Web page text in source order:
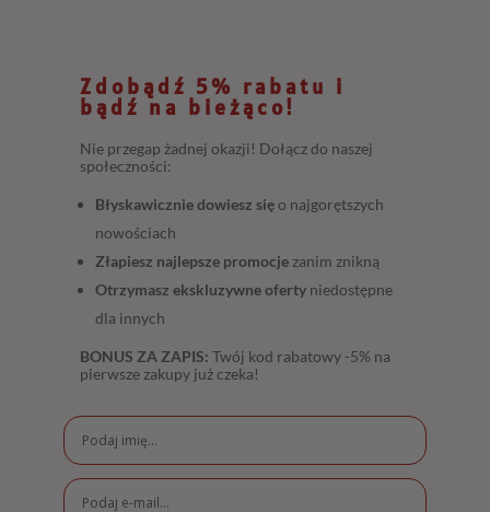
Zdobądź 5% rabatu i
bądź na bieżąco!
Nie przegap żadnej okazji! Dołącz do naszej
społeczności:
Błyskawicznie dowiesz sięo najgorętszych
nowościach
Złapiesz najlepsze promocje zanim znikną
Otrzymasz ekskluzywne oferty niedostępne
dla innych
BONUS ZA ZAPIS: Twój kod rabatowy -5% na
pierwsze zakupy już czeka!